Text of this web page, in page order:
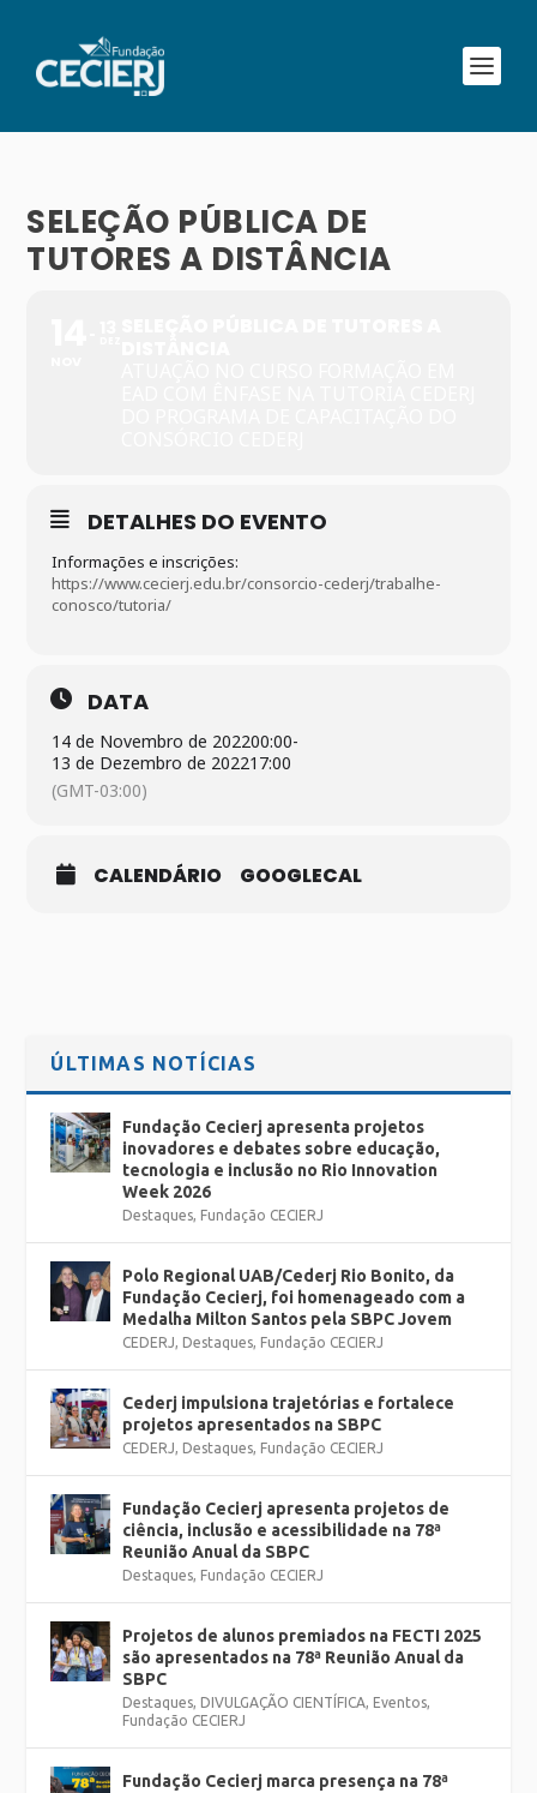
SELEÇÃO PÚBLICA DE
TUTORES A DISTÂNCIA
DETALHES DO EVENTO
Informações e inscrições:
https://www.cecierj.edu.br/consorcio-cederj/trabalhe-
conosco/tutoria/
DATA
14 de Novembro de 202200:00-
13 de Dezembro de 202217:00
(GMT-03:00)
CALENDÁRIO GOOGLECAL
ÚLTIMAS NOTÍCIAS
Fundação Cecierj apresenta projetos
inovadores e debates sobre educação,
tecnologia e inclusão no Rio Innovation
Week 2026
Destaques, Fundação CECIERJ
Polo Regional UAB/Cederj Rio Bonito, da
Fundação Cecierj, foi homenageado com a
Medalha Milton Santos pela SBPC Jovem
CEDERJ, Destaques, Fundação CECIERJ
Cederj impulsiona trajetórias e fortalece
projetos apresentados na SBPC
CEDERJ, Destaques, Fundação CECIERJ
Fundação Cecierj apresenta projetos de
ciência, inclusão e acessibilidade na 78ª
Reunião Anual da SBPC
Destaques, Fundação CECIERJ
Projetos de alunos premiados na FECTI 2025
são apresentados na 78ª Reunião Anual da
SBPC
Destaques, DIVULGAÇÃO CIENTÍFICA, Eventos,
Fundação CECIERJ
Fundação Cecierj marca presença na 78ª